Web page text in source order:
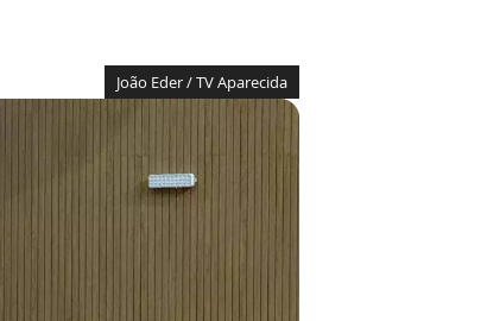
João Eder / TV Aparecida